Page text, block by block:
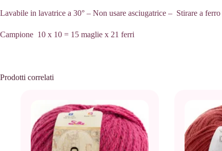
Lavabile in lavatrice a 30° – Non usare asciugatrice – Stirare a
Campione 10 x 10 = 15 maglie x 21 ferri
Prodotti correlati